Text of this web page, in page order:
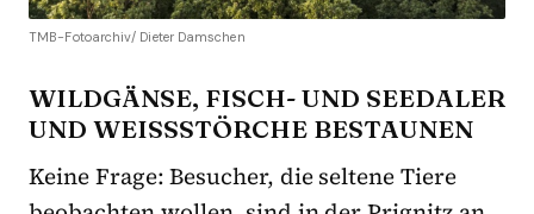
TMB-Fotoarchiv/ Dieter Damschen
WILDGÄNSE, FISCH- UND SEEDALER
UND WEISSSTÖRCHE BESTAUNEN
Keine Frage: Besucher, die seltene Tiere